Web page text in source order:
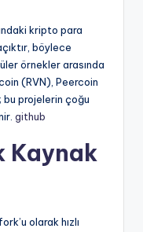
kripto para
böylece
örnekler arasında
(RVN), Peercoin
bu projelerin çoğu
github
Kaynak
olarak hızlı